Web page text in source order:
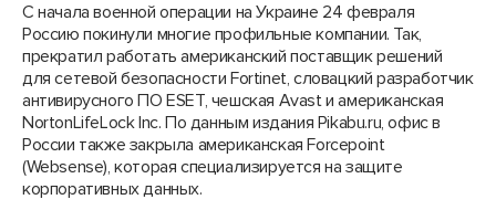
С начала военной операции на Украине 24 февраля
Россию покинули многие профильные компании. Так,
прекратил работать американский поставщик решений
для сетевой безопасности Fortinet, словацкий разработчик
антивирусного ПО ESET, чешская Avast и американская
NortonLifeLock Inc. По данным издания Pikabu.ru, офис в
России также закрыла американская Forcepoint
(Websense), которая специализируется на защите
корпоративных данных.